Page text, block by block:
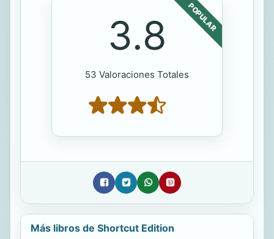
POPULAR
3.8
53 Valoraciones Totales
Más libros de Shortcut Edition